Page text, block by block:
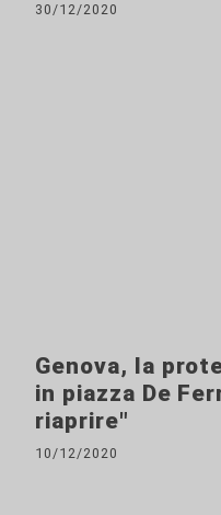
30/12/2020
Genova, la
in piazza De
riaprire"
10/12/2020